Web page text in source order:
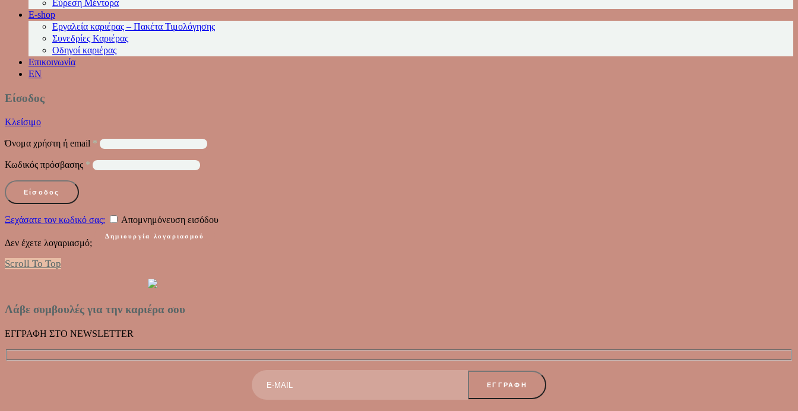
Εύρεση Μέντορα
E-shop
Εργαλεία καριέρας – Πακέτα Τιμολόγησης
Συνεδρίες Καριέρας
Οδηγοί καριέρας
Επικοινωνία
EN
Είσοδος
Κλείσιμο
Όνομα χρήστη ή email *
Κωδικός πρόσβασης *
Είσοδος
Ξεχάσατε τον κωδικό σας; Απομνημόνευση εισόδου
Δεν έχετε λογαριασμό;
Δημιουργία λογαριασμού
Scroll To Top
Λάβε συμβουλές για την καριέρα σου
ΕΓΓΡΑΦΗ ΣΤΟ NEWSLETTER